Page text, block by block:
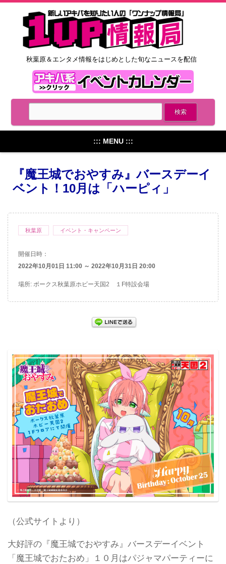
秋葉原＆エンタメ情報をはじめとした旬なニュースを配信
::: MENU :::
『魔王城でおやすみ』バースデーイ
ベント！10月は「ハーピィ」
秋葉原 イベント・キャンペーン
開催日時：
2022年10月01日 11:00 ～ 2022年10月31日 20:00
場所: ボークス秋葉原ホビー天国2 １F特設会場
（公式サイトより）
大好評の『魔王城でおやすみ』バースデーイベント
「魔王城でおたおめ」１０月はパジャマパーティーに